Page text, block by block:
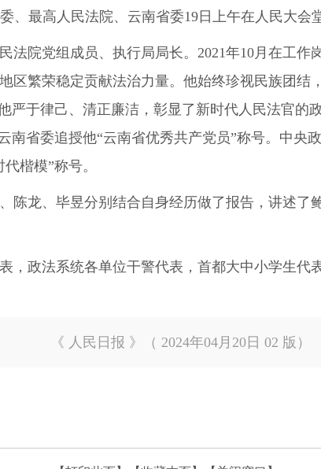
最高人民法院、云南省委19日上午在人民大会
法院党组成员、执行局局长。2021年10月在工
区繁荣稳定贡献法治力量。他始终珍视民族团结
严于律己、清正廉洁，彰显了新时代人民法官的
南省委追授他“云南省优秀共产党员”称号。中央
楷模”称号。
陈龙、毕昱分别结合自身经历做了报告，讲述了
，政法系统各单位干警代表，首都大中小学生
《 人民日报 》（ 2024年04月20日 02 版）